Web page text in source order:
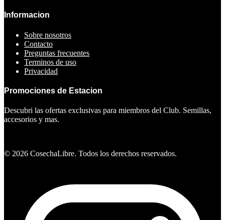
Informacion
Sobre nosotros
Contacto
Preguntas frecuentes
Terminos de uso
Privacidad
Promociones de Estacion
Descubri las ofertas exclusivas para miembros del Club. Semillas,
accesorios y mas.
© 2026 CosechaLibre. Todos los derechos reservados.